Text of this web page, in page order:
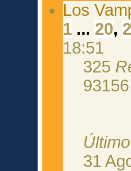
Los
1 ... 20,
18:51
325
93156
31